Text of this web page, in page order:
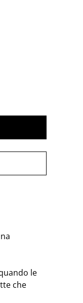
le
che